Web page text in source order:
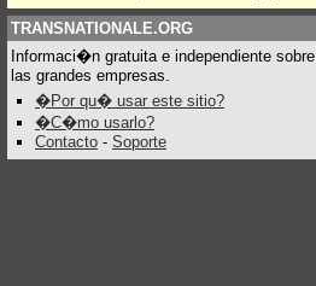
TRANSNATIONALE.ORG
Informaci�n gratuita e independiente sobre
las grandes empresas.
�Por qu� usar este sitio?
�C�mo usarlo?
Contacto - Soporte